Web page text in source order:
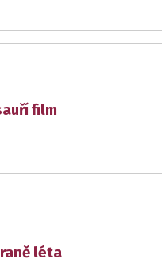
film
léta